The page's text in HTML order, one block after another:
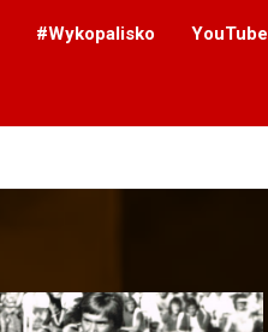
#Wykopalisko YouTube